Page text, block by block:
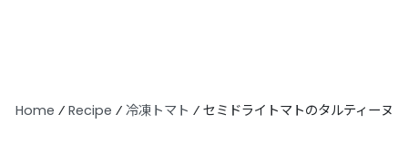
Home ⁄ Recipe ⁄ 冷凍トマト ⁄ セミドライトマトのタルティーヌ